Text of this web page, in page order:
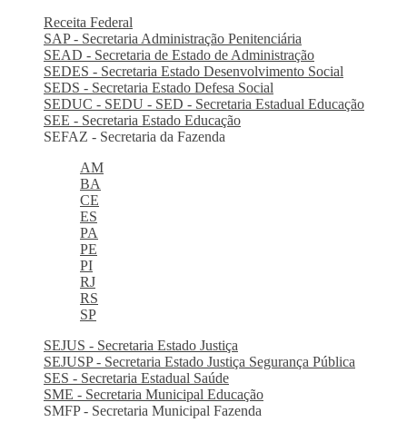
Receita Federal
SAP - Secretaria Administração Penitenciária
SEAD - Secretaria de Estado de Administração
SEDES - Secretaria Estado Desenvolvimento Social
SEDS - Secretaria Estado Defesa Social
SEDUC - SEDU - SED - Secretaria Estadual Educação
SEE - Secretaria Estado Educação
SEFAZ - Secretaria da Fazenda
AM
BA
CE
ES
PA
PE
PI
RJ
RS
SP
SEJUS - Secretaria Estado Justiça
SEJUSP - Secretaria Estado Justiça Segurança Pública
SES - Secretaria Estadual Saúde
SME - Secretaria Municipal Educação
SMFP - Secretaria Municipal Fazenda